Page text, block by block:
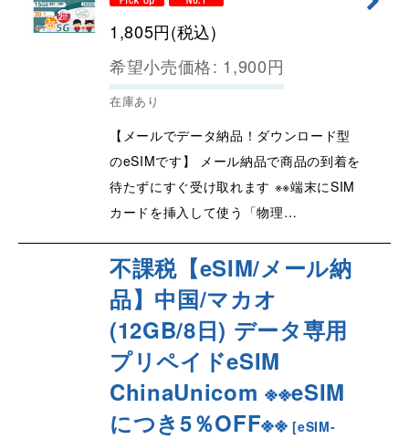
1,805円(税込)
希望小売価格: 1,900円
在庫あり
【メールでデータ納品！ダウンロード型
のeSIMです】 メール納品で商品の到着を
待たずにすぐ受け取れます ※※端末にSIM
カードを挿入して使う「物理…
不課税【eSIM/メール納
品】中国/マカオ
(12GB/8日) データ専用
プリペイドeSIM
ChinaUnicom ※※eSIM
につき5％OFF※※ [eSIM-